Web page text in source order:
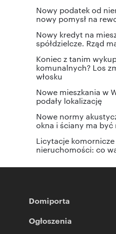
Nowy podatek od
nowy pomysł na
Nowy kredyt na
spółdzielcze. Rząd
Koniec z tanim
komunalnych? Los
włosku
Nowe mieszkania w
podały lokalizację
Nowe normy
okna i ściany ma
Licytacje
nieruchomości: co
Domiporta
Ogłoszenia